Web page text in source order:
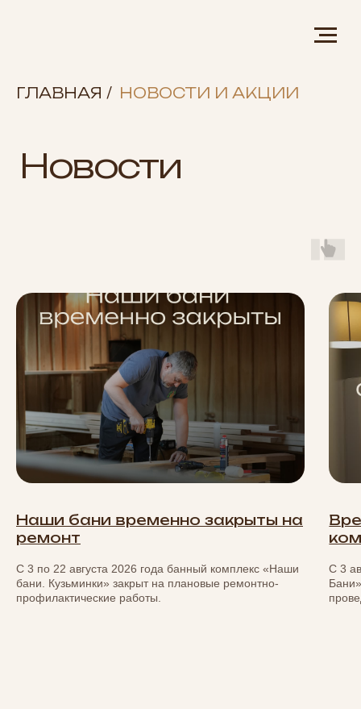
ГЛАВНАЯ / НОВОСТИ И АКЦИИ
Наши бани временно закрыты на
ремонт
С 3 по 22 августа 2026 года банный комплекс «Наши
бани. Кузьминки» закрыт на плановые ремонтно-
профилактические работы.
С 3